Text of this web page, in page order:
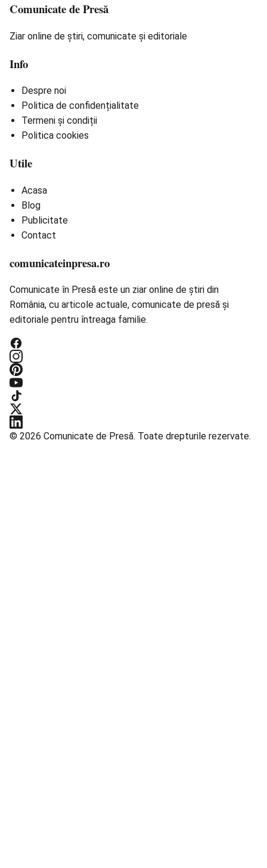
Comunicate de Presă
Ziar online de știri, comunicate și editoriale
Info
Despre noi
Politica de confidențialitate
Termeni și condiții
Politica cookies
Utile
Acasa
Blog
Publicitate
Contact
comunicateinpresa.ro
Comunicate în Presă este un ziar online de știri din
România, cu articole actuale, comunicate de presă și
editoriale pentru întreaga familie.
© 2026 Comunicate de Presă. Toate drepturile rezervate.